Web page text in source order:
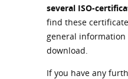
several ISO-
find these
general
download.
If you have any